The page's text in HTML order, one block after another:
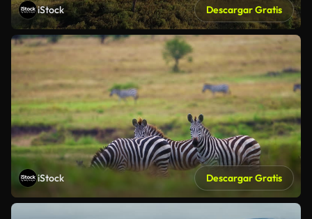
iStock Descargar Gratis
iStock Descargar Gratis